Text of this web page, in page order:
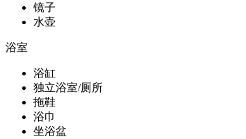
镜子
水壶
浴室
浴缸
独立浴室/厕所
拖鞋
浴巾
坐浴盆